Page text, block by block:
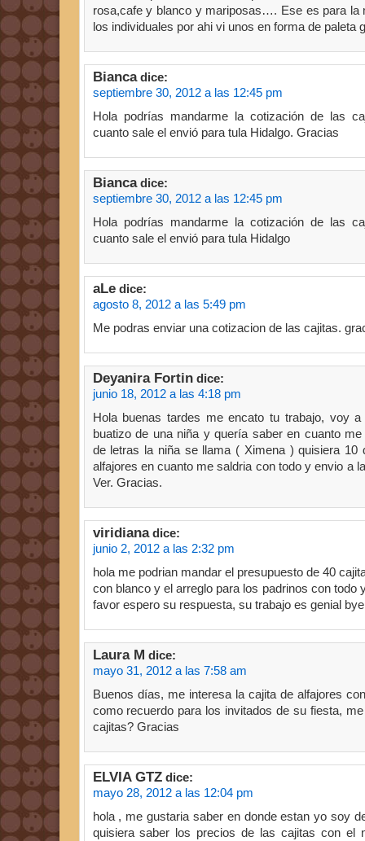
rosa,cafe y blanco y mariposas…. Ese es para la
los individuales por ahi vi unos en forma de paleta
Bianca dice:
septiembre 30, 2012 a las 12:45 pm
Hola podrías mandarme la cotización de las
cuanto sale el envió para tula Hidalgo. Gracias
Bianca dice:
septiembre 30, 2012 a las 12:45 pm
Hola podrías mandarme la cotización de las
cuanto sale el envió para tula Hidalgo
aLe dice:
agosto 8, 2012 a las 5:49 pm
Me podras enviar una cotizacion de las cajitas.
Deyanira Fortin dice:
junio 18, 2012 a las 4:18 pm
Hola buenas tardes me encato tu trabajo, voy
buatizo de una niña y quería saber en cuanto
de letras la niña se llama ( Ximena ) quisiera 10
alfajores en cuanto me saldria con todo y envio a
Ver. Gracias.
viridiana dice:
junio 2, 2012 a las 2:32 pm
hola me podrian mandar el presupuesto de 40
con blanco y el arreglo para los padrinos con todo
favor espero su respuesta, su trabajo es genial
Laura M dice:
mayo 31, 2012 a las 7:58 am
Buenos días, me interesa la cajita de alfajores
como recuerdo para los invitados de su fiesta,
cajitas? Gracias
ELVIA GTZ dice:
mayo 28, 2012 a las 12:04 pm
hola , me gustaria saber en donde estan yo soy
quisiera saber los precios de las cajitas con el